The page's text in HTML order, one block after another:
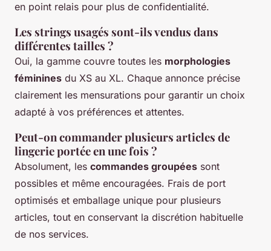
en point relais pour plus de confidentialité.
Les strings usagés sont-ils vendus dans
différentes tailles ?
Oui, la gamme couvre toutes les morphologies
féminines du XS au XL. Chaque annonce précise
clairement les mensurations pour garantir un choix
adapté à vos préférences et attentes.
Peut-on commander plusieurs articles de
lingerie portée en une fois ?
Absolument, les commandes groupées sont
possibles et même encouragées. Frais de port
optimisés et emballage unique pour plusieurs
articles, tout en conservant la discrétion habituelle
de nos services.